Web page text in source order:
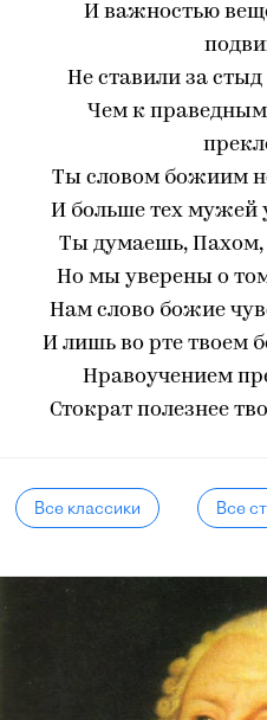
И важностью
Не ставили за
Чем к
Ты словом божиим
И больше тех мужей
Ты думаешь, Пахом,
Но мы уверены о
Нам слово божие
И лишь во рте твоем
Нравоучением
Стократ полезнее
Все классики Все